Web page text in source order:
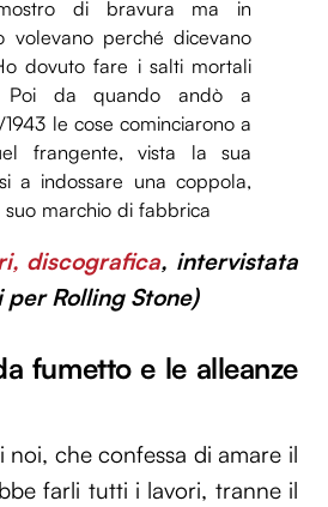
di bravura ma in
volevano perché dicevano
dovuto fare i salti mortali
Poi da quando andò a
le cose cominciarono a
frangente, vista la sua
a indossare una coppola,
marchio di fabbrica
discografica, intervistata
Rolling Stone)
fumetto e le alleanze
noi, che confessa di amare il
farli tutti i lavori, tranne il